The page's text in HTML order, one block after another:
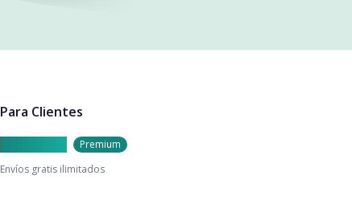
Para Clientes
Premium
Envíos gratis ilimitados